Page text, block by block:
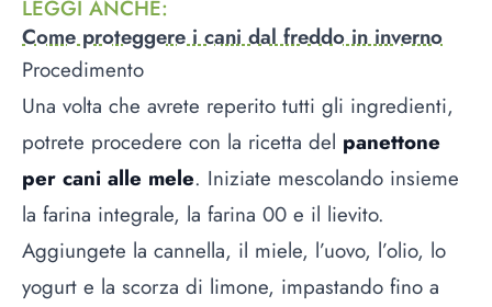
LEGGI ANCHE:
Come proteggere i cani dal freddo in inverno
Procedimento
Una volta che avrete reperito tutti gli ingredienti,
potrete procedere con la ricetta del panettone
per cani alle mele. Iniziate mescolando insieme
la farina integrale, la farina 00 e il lievito.
Aggiungete la cannella, il miele, l’uovo, l’olio, lo
yogurt e la scorza di limone, impastando fino a